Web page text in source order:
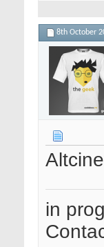
8th October
in